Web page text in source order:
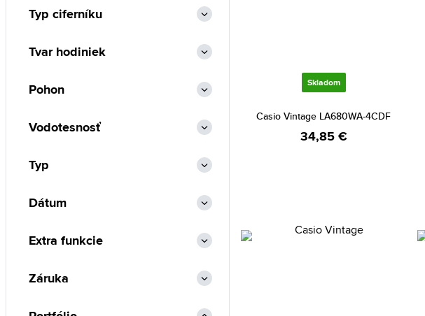
Skladom
Casio Vintage LA680WA-4CDF
34,85 €
Typ ciferníku
Tvar hodiniek
Pohon
Vodotesnosť
Typ
Dátum
Extra funkcie
Záruka